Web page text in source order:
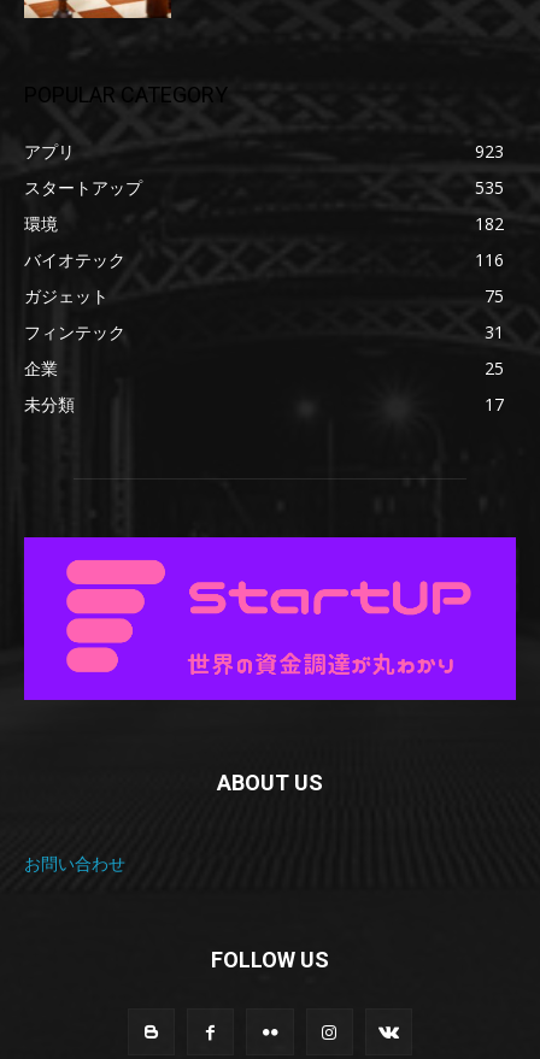
POPULAR CATEGORY
アプリ
923
スタートアップ
535
環境
182
バイオテック
116
ガジェット
75
フィンテック
31
企業
25
未分類
17
ABOUT US
お問い合わせ
FOLLOW US